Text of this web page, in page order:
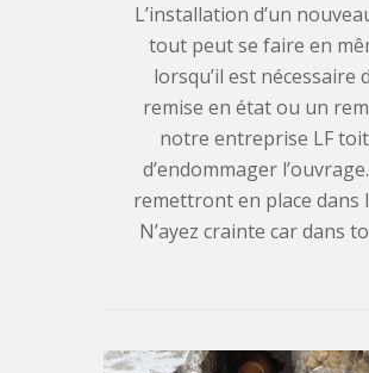
L’installation d’un
tout peut se faire en
lorsqu’il est
remise en état ou un
notre entreprise LF
d’endommager
remettront en place dans
N’ayez crainte car dans